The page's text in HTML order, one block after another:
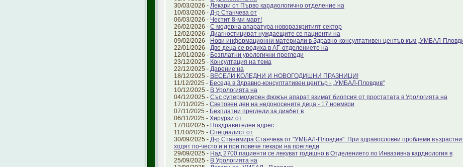
30/03/2026 - Лекари от Първо кардиологично отделение на
10/03/2026 - Д-р Станчева от
06/03/2026 - Честит 8-ми март!
26/02/2026 - С модерна апаратура новоразкритият сектор
12/02/2026 - Диагностицират нуждаещите се пациенти на
09/02/2026 - Нови информационни материали в Здравно-консултативен център към „УМБАЛ-
22/01/2026 - Две деца се родиха в АГ-отделението на
12/01/2026 - Безплатни урологични прегледи
23/12/2025 - Консултация на тема
22/12/2025 - Дарение на
18/12/2025 - ВЕСЕЛИ КОЛЕДНИ И НОВОГОДИШНИ ПРАЗНИЦИ!
11/12/2025 - Беседа в Здравно-консултативен център - „УМБАЛ-Пловдив"
10/12/2025 - В Урологията на
04/12/2025 - Със супермодерен фюжън апарат взимат биопсия от простатата в Урологията на
17/11/2025 - Световен ден на недоносените деца - 17 ноември
07/11/2025 - Безплатни прегледи за диабет в
06/11/2025 - Хирурзи от
17/10/2025 - Поздравителен адрес
11/10/2025 - Специалист от
30/09/2025 - Д-р Станимира Станчева от "УМБАЛ-Пловдив": При здравословни проблеми
ходят по-често и и при повече лекари на прегледи
29/09/2025 - Над 2700 пациенти се лекуват годишно в Отделението по Инвазивна кардиология в
25/09/2025 - В Урологията на